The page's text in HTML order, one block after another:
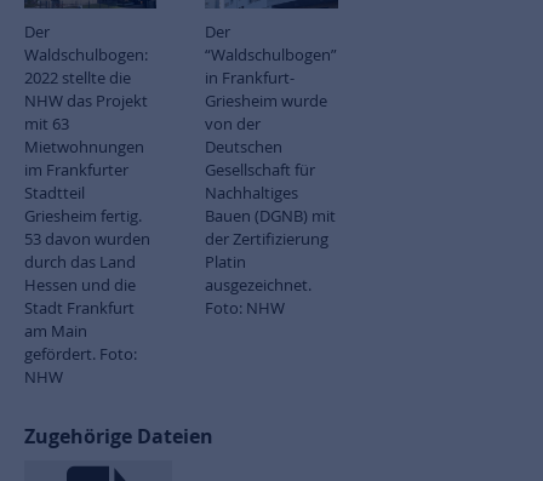
Der
Waldschulbogen:
2022 stellte die
NHW das Projekt
mit 63
Mietwohnungen
im Frankfurter
Stadtteil
Griesheim fertig.
53 davon wurden
durch das Land
Hessen und die
Stadt Frankfurt
am Main
gefördert. Foto:
NHW
Der
“Waldschulbogen”
in Frankfurt-
Griesheim wurde
von der
Deutschen
Gesellschaft für
Nachhaltiges
Bauen (DGNB) mit
der Zertifizierung
Platin
ausgezeichnet.
Foto: NHW
Zugehörige Dateien